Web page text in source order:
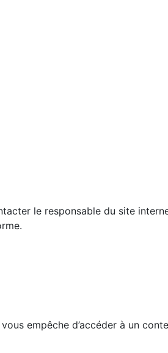
le responsable du site
empêche d’accéder à un